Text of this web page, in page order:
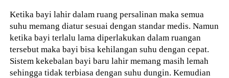
Ketika bayi lahir dalam ruang persalinan maka semua
suhu memang diatur sesuai dengan standar medis. Namun
ketika bayi terlalu lama diperlakukan dalam ruangan
tersebut maka bayi bisa kehilangan suhu dengan cepat.
Sistem kekebalan bayi baru lahir memang masih lemah
sehingga tidak terbiasa dengan suhu dungin. Kemudian